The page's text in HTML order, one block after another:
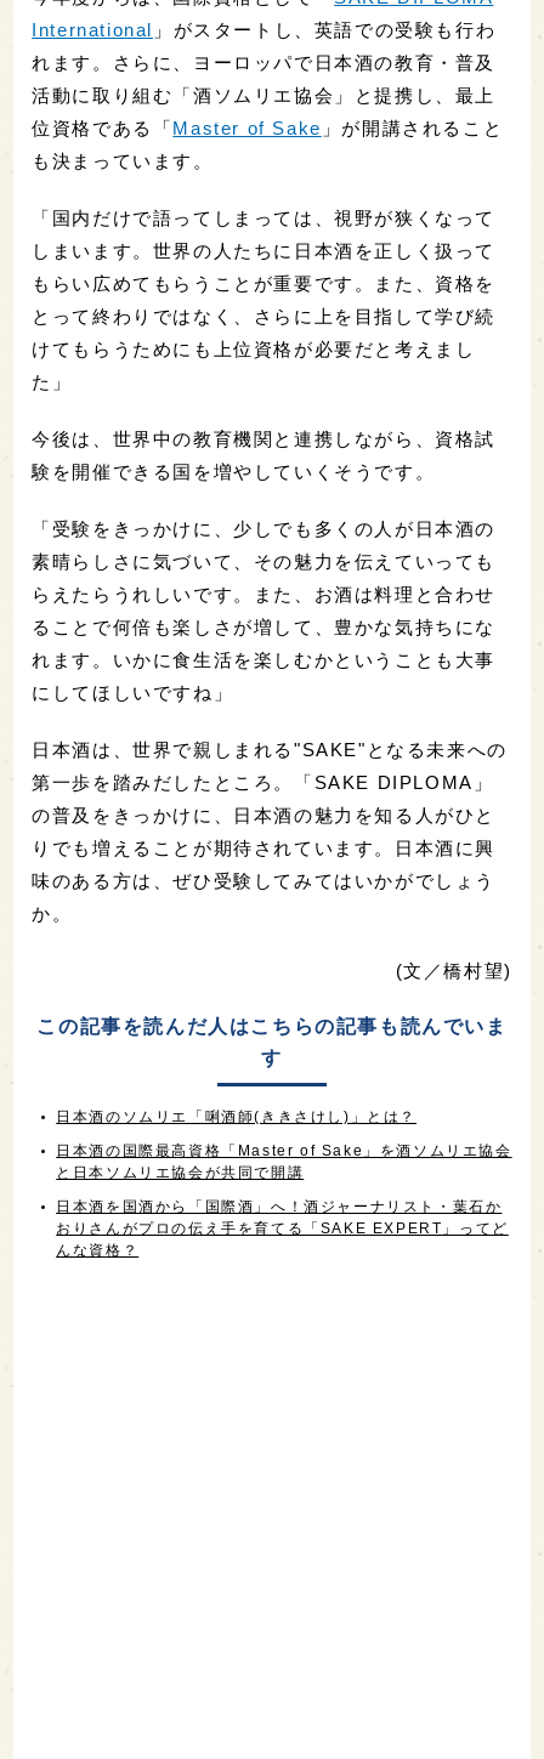
International 」がスタートし、英語での受験も行わ
れます。さらに、ヨーロッパで日本酒の教育・普及
活動に取り組む「酒ソムリエ協会」と提携し、最上
位資格である「Master of Sake 」が開講されること
も決まっています。
「国内だけで語ってしまっては、視野が狭くなって
しまいます。世界の人たちに日本酒を正しく扱って
もらい広めてもらうことが重要です。また、資格を
とって終わりではなく、さらに上を目指して学び続
けてもらうためにも上位資格が必要だと考えまし
た」
今後は、世界中の教育機関と連携しながら、資格試
験を開催できる国を増やしていくそうです。
「受験をきっかけに、少しでも多くの人が日本酒の
素晴らしさに気づいて、その魅力を伝えていっても
らえたらうれしいです。また、お酒は料理と合わせ
ることで何倍も楽しさが増して、豊かな気持ちにな
れます。いかに食生活を楽しむかということも大事
にしてほしいですね」
日本酒は、世界で親しまれる"SAKE"となる未来への
第一歩を踏みだしたところ。「SAKE DIPLOMA」
の普及をきっかけに、日本酒の魅力を知る人がひと
りでも増えることが期待されています。日本酒に興
味のある方は、ぜひ受験してみてはいかがでしょう
か。
(文／橋村望)
この記事を読んだ人はこちらの記事も読んでいま
す
日本酒のソムリエ「唎酒師(ききさけし)」とは？
日本酒の国際最高資格「Master of Sake」を酒ソムリエ協会
と日本ソムリエ協会が共同で開講
日本酒を国酒から「国際酒」へ！酒ジャーナリスト・葉石か
おりさんがプロの伝え手を育てる「SAKE EXPERT」ってど
んな資格？